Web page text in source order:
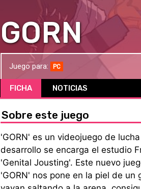
GORN
Juego para: PC
FICHA NOTICIAS
Sobre este juego
'GORN' es un videojuego de
desarrollo se encarga el estudio
'Genital Jousting'. Este nuevo
'GORN' nos pone en la piel de